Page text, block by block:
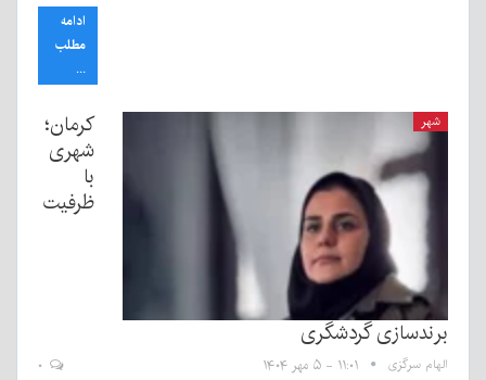
ادامه
مطلب
...
شهر
کرمان؛
شهری
با
ظرفیت
برندسازی گردشگری
الهام سرگزی ۱۱:۰۱ - ۵ مهر ۱۴۰۴